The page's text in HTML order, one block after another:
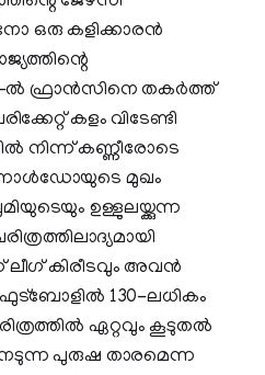
ഒരു കളിക്കാരൻ
ൽ ഫ്രാൻസിനെ തകർത്ത്
കളം വിടേണ്ടി
നിന്ന് കണ്ണീരോടെ
മുഖം
ഉള്ളുലയ്ക്കുന്ന
കിരീടവും അവൻ
ഫുട്ബോളിൽ 130-ലധികം
ഏറ്റവും കൂടുതൽ
പുരുഷ താരമെന്ന